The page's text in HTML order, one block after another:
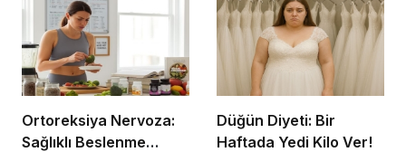
Ortoreksiya Nervoza:
Sağlıklı Beslenme
Düğün Diyeti: Bir
Haftada Yedi Kilo Ver!